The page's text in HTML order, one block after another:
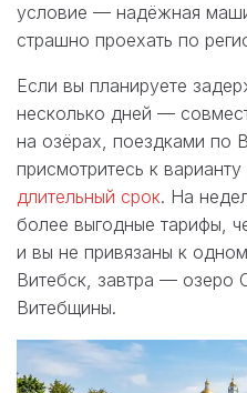
условие — надёжная
страшно проехать по
Если вы планируете
несколько дней —
на озёрах, поездками по
присмотритесь к варианту
длительный срок. На
более выгодные тарифы,
и вы не привязаны к
Витебск, завтра — озеро
Витебщины.